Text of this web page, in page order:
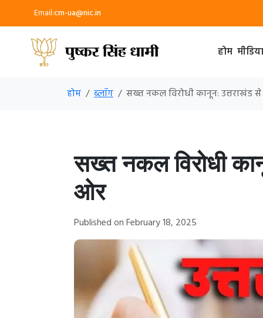
Email:cm-ua@nic.in
होम
होम ब्लॉग सख्त नकल विरोधी कानून: उत्तराखंड से
सख्त नकल विरोधी
ओर
Published on February 18, 2025